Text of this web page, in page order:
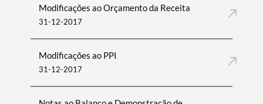
Modificações ao Orçamento da Receita
31-12-2017
Modificações ao PPI
31-12-2017